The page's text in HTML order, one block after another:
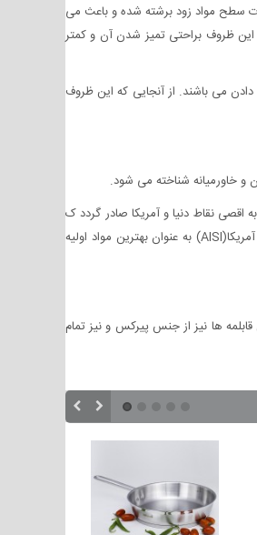
سطح مواد زود برشته شده و باعث می
این ظروف براحتی تمیز شدن آن و کمتر
می باشند. از آنجایی که این ظروف
و خاورمیانه شناخته می شود.
اقصی نقاط دنیا و آمریکا صادر گردد ک
لیه ظروف استیل با کف سه لایه و طراحی ویژه جهت مصرف برروی اجاق های گازی بوده و استیل ضد زنگ نوع ۳۰۴ کروم - نیکل ۱۸/۱۰ بر اساس طبقه بندی موسسه جهانی آهن و فولاد آمریکا(AISI) به عنوان بهترین مواد اولیه
ها نیز از جنس پیرکس و نیز تمام